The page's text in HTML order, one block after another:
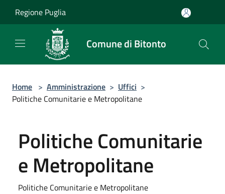
Regione Puglia
Comune di Bitonto
Home > Amministrazione > Uffici >
Politiche Comunitarie e Metropolitane
Politiche Comunitarie
e Metropolitane
Politiche Comunitarie e Metropolitane